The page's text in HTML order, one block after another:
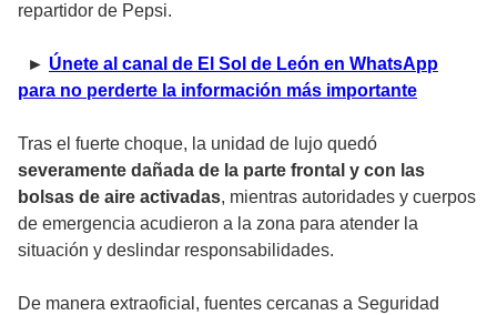
repartidor de Pepsi.
► Únete al canal de El Sol de León en WhatsApp
para no perderte la información más importante
Tras el fuerte choque, la unidad de lujo quedó
severamente dañada de la parte frontal y con las
bolsas de aire activadas, mientras autoridades y cuerpos
de emergencia acudieron a la zona para atender la
situación y deslindar responsabilidades.
De manera extraoficial, fuentes cercanas a Seguridad